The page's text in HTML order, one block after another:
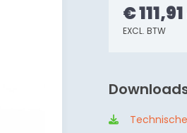
€ 111,91
EXCL. BTW